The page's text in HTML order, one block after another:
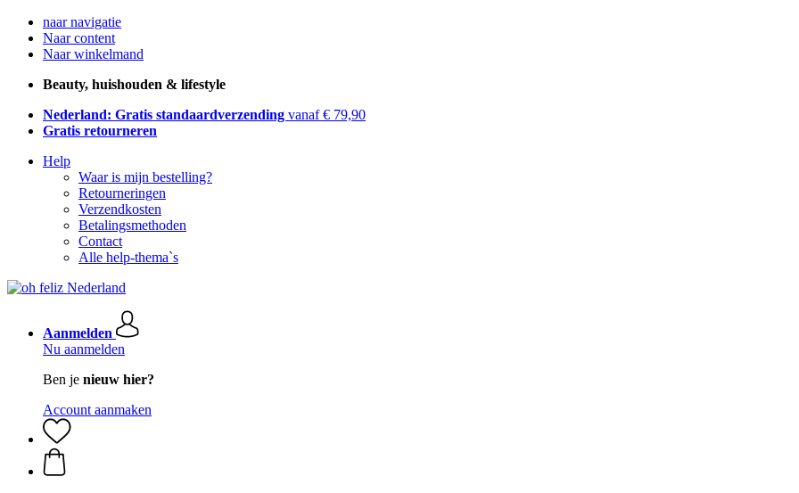
naar navigatie
Naar content
Naar winkelmand
Beauty, huishouden & lifestyle
Nederland: Gratis standaardverzending vanaf € 79,90
Gratis retourneren
Help
Waar is mijn bestelling?
Retourneringen
Verzendkosten
Betalingsmethoden
Contact
Alle help-thema`s
Aanmelden
Nu aanmelden
Ben je nieuw hier?
Account aanmaken